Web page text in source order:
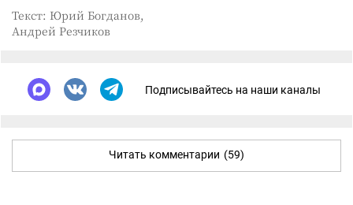
Текст: Юрий Богданов,
Андрей Резчиков
Подписывайтесь на наши каналы
Читать комментарии (59)